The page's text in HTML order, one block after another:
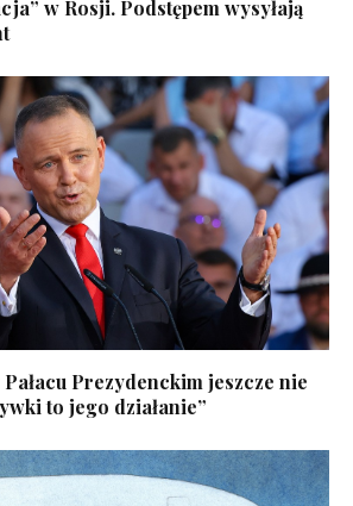
w Rosji. Podstępem wysyłają
Prezydenckim jeszcze nie
to jego działanie”